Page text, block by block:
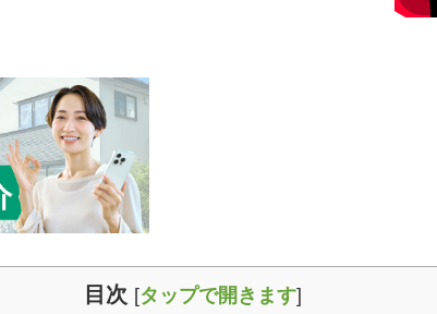
目次 [タップで開きます]